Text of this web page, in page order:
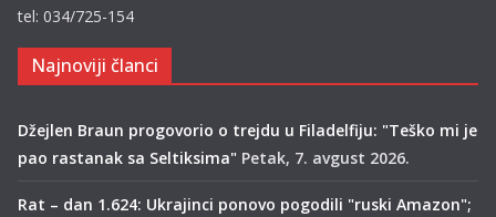
tel: 034/725-154
Najnoviji članci
Džejlen Braun progovorio o trejdu u Filadelfiju: "Teško mi je
pao rastanak sa Seltiksima" Petak, 7. avgust 2026.
Rat – dan 1.624: Ukrajinci ponovo pogodili "ruski Amazon";